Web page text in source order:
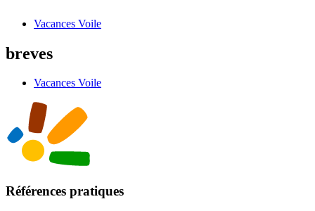
Vacances Voile
breves
Vacances Voile
Références pratiques